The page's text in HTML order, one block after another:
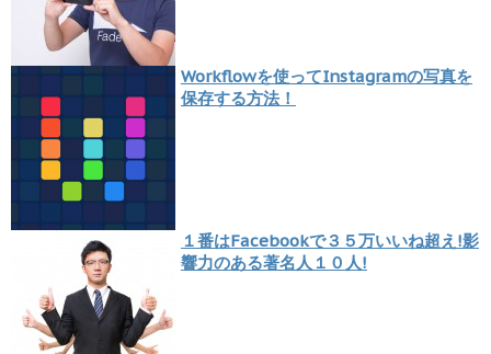
Workflowを使ってInstagramの写真を
保存する方法！
１番はFacebookで３５万いいね超え!影
響力のある著名人１０人!